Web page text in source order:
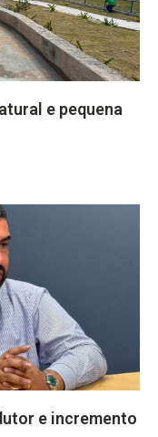
e pequena
e incremento